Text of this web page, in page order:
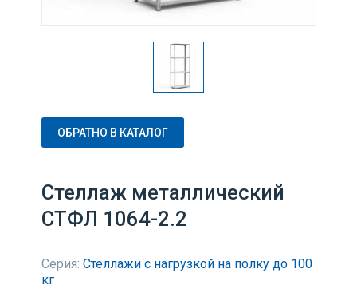
ОБРАТНО В КАТАЛОГ
Стеллаж металлический
СТФЛ 1064-2.2
Серия: Стеллажи с нагрузкой на полку до 100
кг